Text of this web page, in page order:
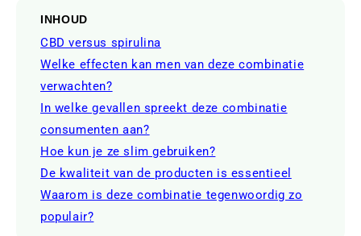
INHOUD
CBD versus spirulina
Welke effecten kan men van deze combinatie
verwachten?
In welke gevallen spreekt deze combinatie
consumenten aan?
Hoe kun je ze slim gebruiken?
De kwaliteit van de producten is essentieel
Waarom is deze combinatie tegenwoordig zo
populair?